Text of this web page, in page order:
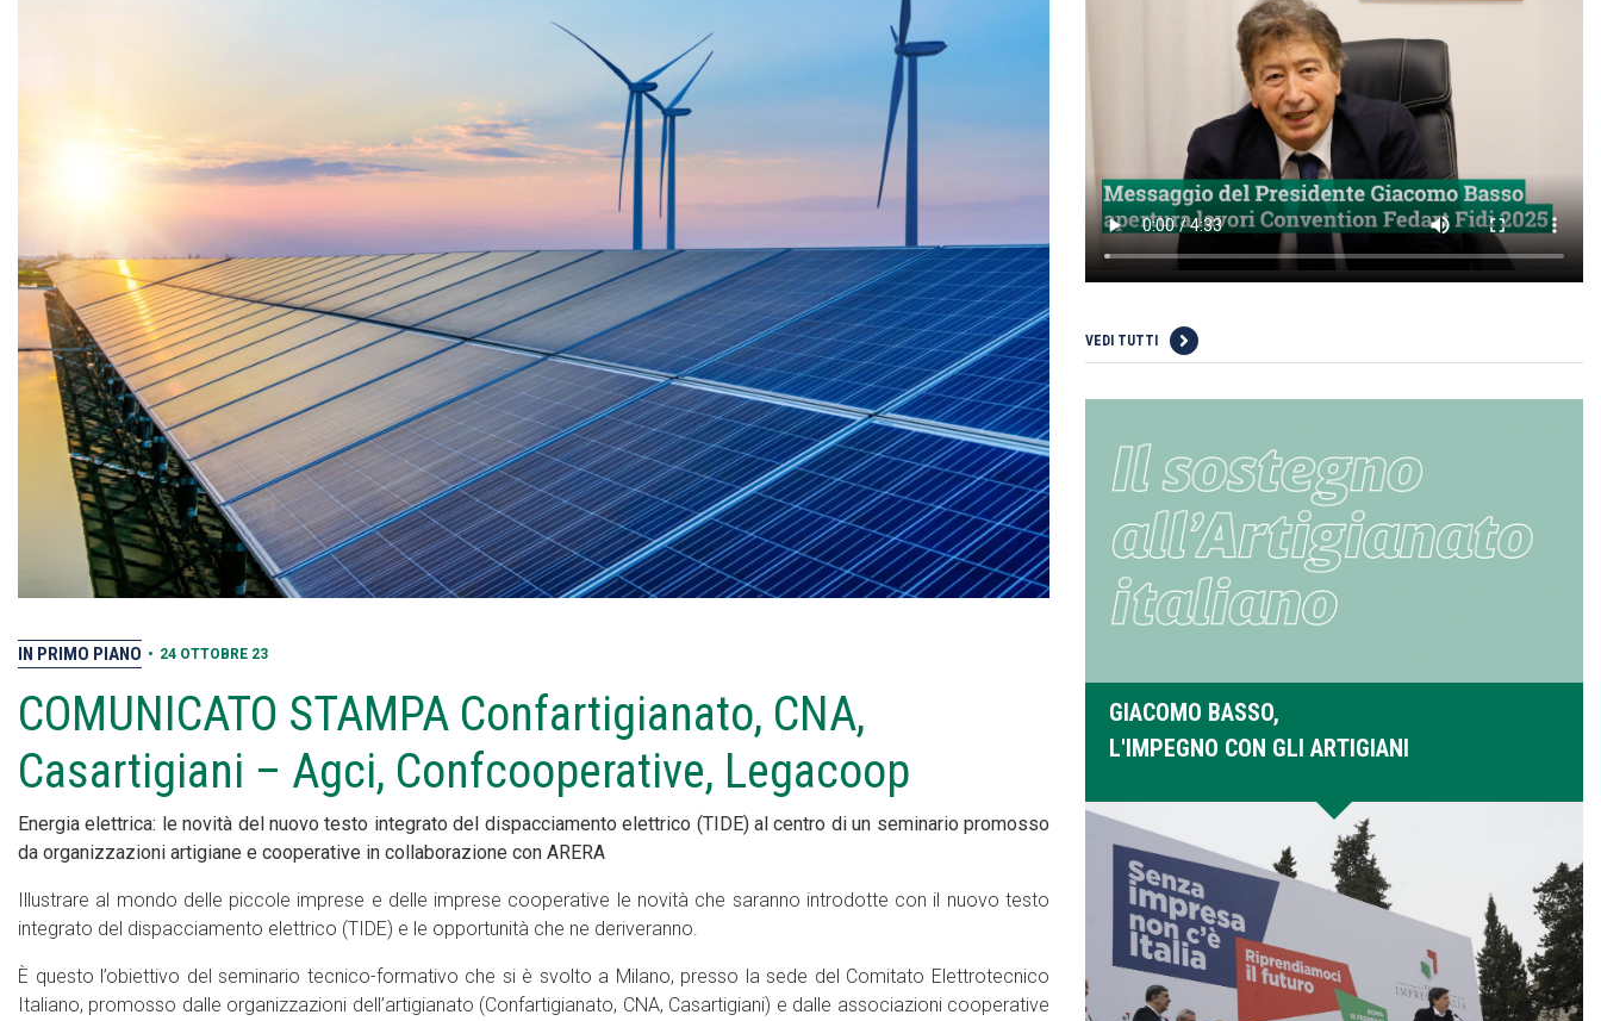
IN PRIMO PIANO • 24 OTTOBRE 23
COMUNICATO STAMPA Confartigianato, CNA,
Casartigiani – Agci, Confcooperative, Legacoop
Energia elettrica: le novità del nuovo testo integrato del dispacciamento elettrico (TIDE) al centro di un seminario promosso
da organizzazioni artigiane e cooperative in collaborazione con ARERA
Illustrare al mondo delle piccole imprese e delle imprese cooperative le novità che saranno introdotte con il nuovo testo
integrato del dispacciamento elettrico (TIDE) e le opportunità che ne deriveranno.
È questo l’obiettivo del seminario tecnico-formativo che si è svolto a Milano, presso la sede del Comitato Elettrotecnico
Italiano, promosso dalle organizzazioni dell’artigianato (Confartigianato, CNA, Casartigiani) e dalle associazioni cooperative
VEDI TUTTI
GIACOMO BASSO,
L'IMPEGNO CON GLI ARTIGIANI